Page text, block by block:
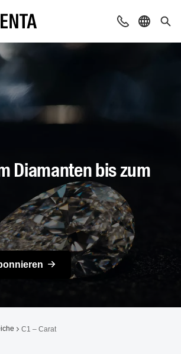
Beratung &
Sprache
Diamanten bis zum
C1 – Carat